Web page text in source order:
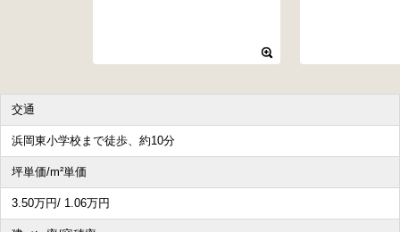
収益物件
その他、こだわり条件で探す
交通
浜岡東小学校まで徒歩、約10分
坪単価/m²単価
3.50万円/ 1.06万円